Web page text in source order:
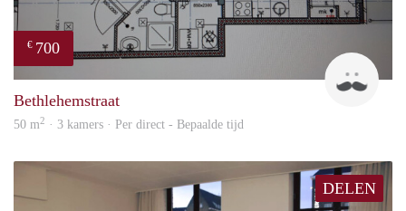
€ 700
Bethlehemstraat
50 m2 · 3 kamers · Per direct - Bepaalde tijd
DELEN